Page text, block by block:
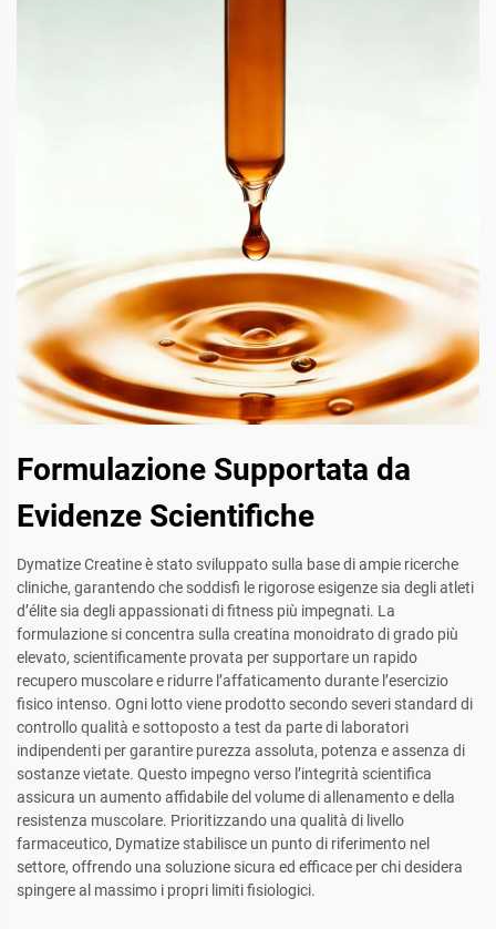
Formulazione Supportata da
Evidenze Scientifiche
Dymatize Creatine è stato sviluppato sulla base di ampie ricerche
cliniche, garantendo che soddisfi le rigorose esigenze sia degli atleti
d’élite sia degli appassionati di fitness più impegnati. La
formulazione si concentra sulla creatina monoidrato di grado più
elevato, scientificamente provata per supportare un rapido
recupero muscolare e ridurre l’affaticamento durante l’esercizio
fisico intenso. Ogni lotto viene prodotto secondo severi standard di
controllo qualità e sottoposto a test da parte di laboratori
indipendenti per garantire purezza assoluta, potenza e assenza di
sostanze vietate. Questo impegno verso l’integrità scientifica
assicura un aumento affidabile del volume di allenamento e della
resistenza muscolare. Prioritizzando una qualità di livello
farmaceutico, Dymatize stabilisce un punto di riferimento nel
settore, offrendo una soluzione sicura ed efficace per chi desidera
spingere al massimo i propri limiti fisiologici.